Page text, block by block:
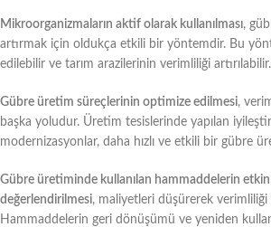
Mikroorganizmaların aktif olarak kullanılması,
artırmak için oldukça etkili bir yöntemdir. Bu
edilebilir ve tarım arazilerinin verimliliği artırılabilir.
Gübre üretim süreçlerinin optimize edilmesi,
başka yoludur. Üretim tesislerinde yapılan
modernizasyonlar, daha hızlı ve etkili bir gübre
Gübre üretiminde kullanılan hammaddelerin
değerlendirilmesi, maliyetleri düşürerek
Hammaddelerin geri dönüşümü ve yeniden